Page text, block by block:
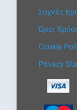
Συχνές
Όροι
Cookie
Privacy